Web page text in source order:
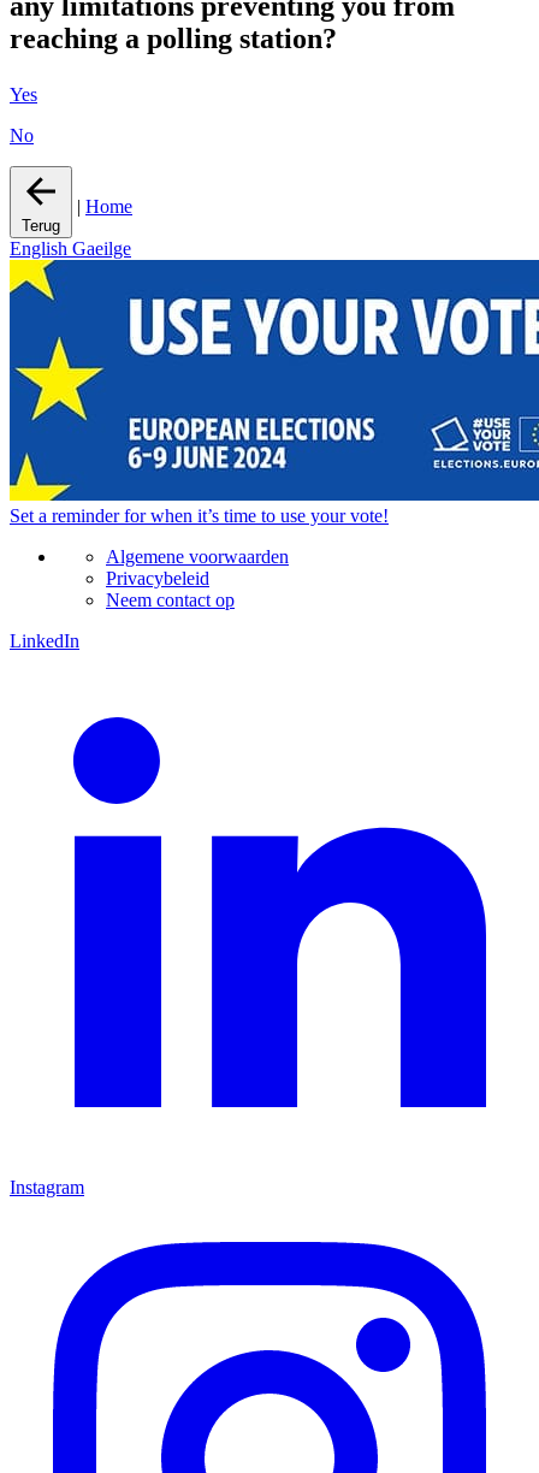
any limitations preventing you from
reaching a polling station?
Yes
No
Terug
| Home
English Gaeilge
Set a reminderfor when it’s time to use your vote!
Algemene voorwaarden
Privacybeleid
Neem contact op
LinkedIn
Instagram